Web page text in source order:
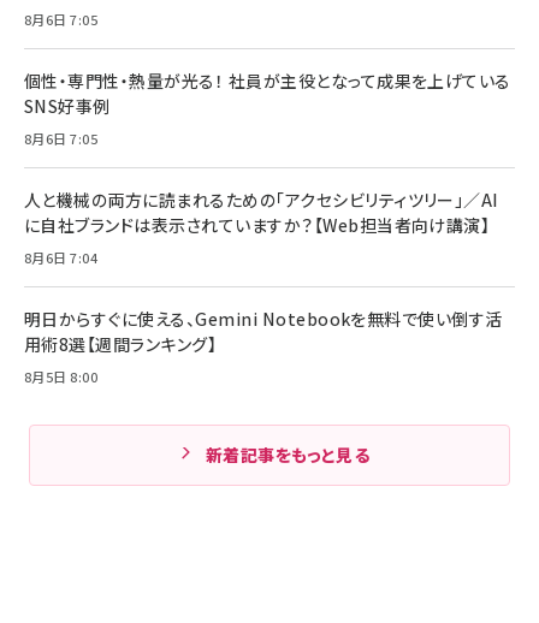
8月6日 7:05
個性・専門性・熱量が光る！ 社員が主役となって成果を上げている
SNS好事例
8月6日 7:05
人と機械の両方に読まれるための「アクセシビリティツリー」／AI
に自社ブランドは表示されていますか？【Web担当者向け講演】
8月6日 7:04
明日からすぐに使える、Gemini Notebookを無料で使い倒す活
用術8選【週間ランキング】
8月5日 8:00
新着記事をもっと見る